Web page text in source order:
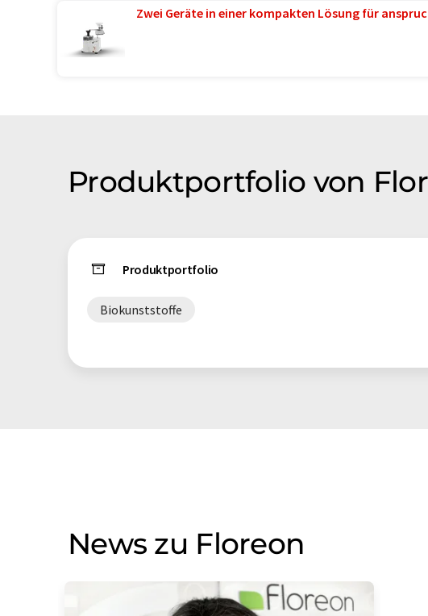
Zwei Geräte in einer kompakten Lösung für
Produktportfolio von
Produktportfolio
Biokunststoffe
News zu Floreon